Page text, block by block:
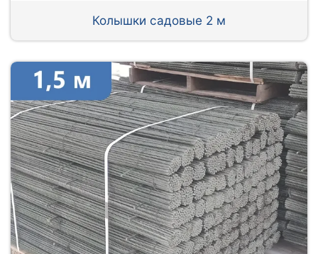
Колышки садовые 2 м